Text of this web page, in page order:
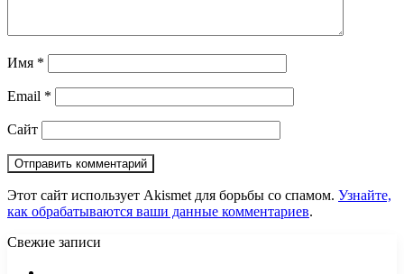
Имя *
Email *
Сайт
Этот сайт использует Akismet для борьбы со спамом. Узнайте,
как обрабатываются ваши данные комментариев.
Свежие записи